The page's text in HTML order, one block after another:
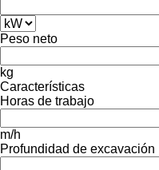
Peso neto
kg
Características
Horas de trabajo
m/h
Profundidad de excavación